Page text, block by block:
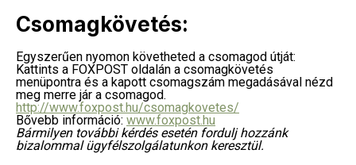
Csomagkövetés:
Egyszerűen nyomon követheted a csomagod útját:
Kattints a FOXPOST oldalán a csomagkövetés
menüpontra és a kapott csomagszám megadásával nézd
meg merre jár a csomagod.
http://www.foxpost.hu/csomagkovetes/
Bővebb információ: www.foxpost.hu
Bármilyen további kérdés esetén fordulj hozzánk
bizalommal ügyfélszolgálatunkon keresztül.